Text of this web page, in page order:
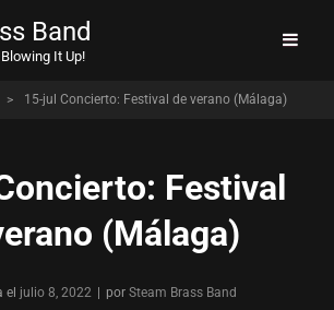
Band
It Up!
> 15-jul Concierto: Festival de verano (Málaga)
Festival
(Málaga)
el julio 8, 2022 por Byline
Steam Brass Band